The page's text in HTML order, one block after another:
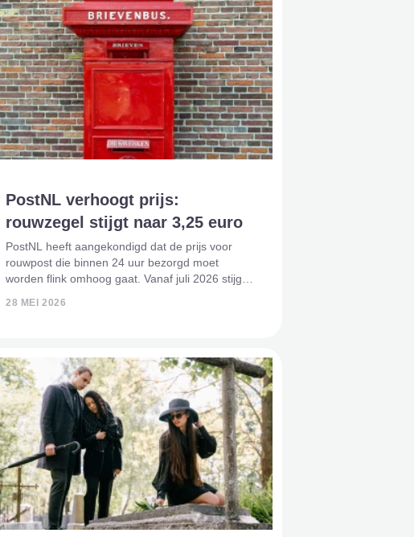
PostNL verhoogt prijs:
rouwzegel stijgt naar 3,25 euro
PostNL heeft aangekondigd dat de prijs voor
rouwpost die binnen 24 uur bezorgd moet
worden flink omhoog gaat. Vanaf juli 2026 stijgt
28 MEI 2026